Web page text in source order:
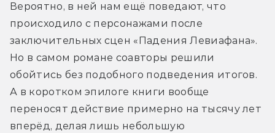
Вероятно, в ней нам ещё поведают, что
происходило с персонажами после
заключительных сцен «Падения Левиафана».
Но в самом романе соавторы решили
обойтись без подобного подведения итогов.
А в коротком эпилоге книги вообще
переносят действие примерно на тысячу лет
вперёд, делая лишь небольшую